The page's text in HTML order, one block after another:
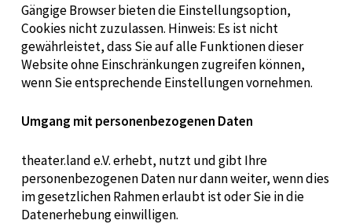
Gängige Browser bieten die Einstellungsoption,
Cookies nicht zuzulassen. Hinweis: Es ist nicht
gewährleistet, dass Sie auf alle Funktionen dieser
Website ohne Einschränkungen zugreifen können,
wenn Sie entsprechende Einstellungen vornehmen.
Umgang mit personenbezogenen Daten
theater.land e.V. erhebt, nutzt und gibt Ihre
personenbezogenen Daten nur dann weiter, wenn dies
im gesetzlichen Rahmen erlaubt ist oder Sie in die
Datenerhebung einwilligen.